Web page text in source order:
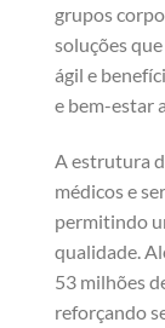
grupos
soluções
ágil e
e bem-estar
A estrutura
médicos e
permitindo
qualidade.
53 milhões
reforçando